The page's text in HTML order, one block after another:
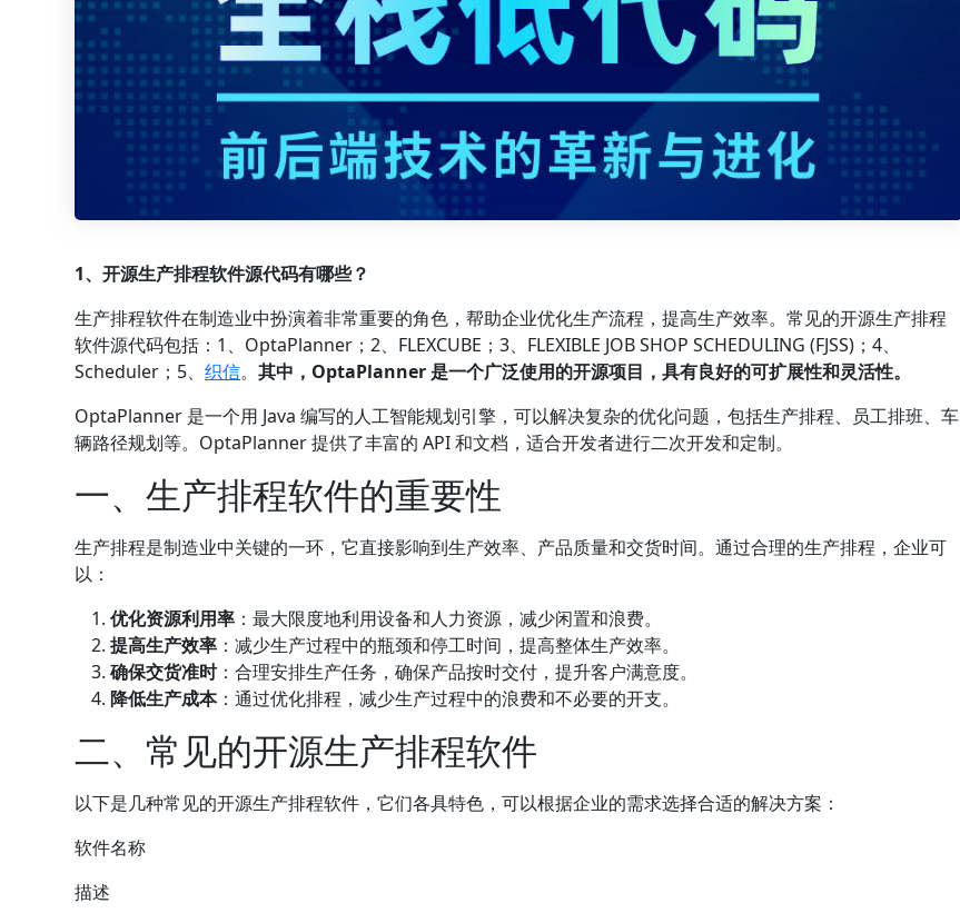
1、开源生产排程软件源代码有哪些？
生产排程软件在制造业中扮演着非常重要的角色，帮助企业优化生产流程，提高生产效率。常见的开源生产排程
软件源代码包括：1、OptaPlanner；2、FLEXCUBE；3、FLEXIBLE JOB SHOP SCHEDULING (FJSS)；4、
Scheduler；5、织信。其中，OptaPlanner 是一个广泛使用的开源项目，具有良好的可扩展性和灵活性。
OptaPlanner 是一个用 Java 编写的人工智能规划引擎，可以解决复杂的优化问题，包括生产排程、员工排班、车
辆路径规划等。OptaPlanner 提供了丰富的 API 和文档，适合开发者进行二次开发和定制。
一、生产排程软件的重要性
生产排程是制造业中关键的一环，它直接影响到生产效率、产品质量和交货时间。通过合理的生产排程，企业可
以：
优化资源利用率 ：最大限度地利用设备和人力资源，减少闲置和浪费。
提高生产效率 ：减少生产过程中的瓶颈和停工时间，提高整体生产效率。
确保交货准时：合理安排生产任务，确保产品按时交付，提升客户满意度。
降低生产成本：通过优化排程，减少生产过程中的浪费和不必要的开支。
二、常见的开源生产排程软件
以下是几种常见的开源生产排程软件，它们各具特色，可以根据企业的需求选择合适的解决方案：
软件名称
描述